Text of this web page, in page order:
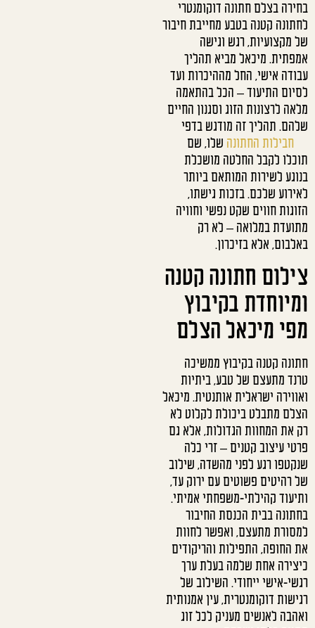
בחירה בצלם חתונה דוקומנטרי
לחתונה קטנה בטבע מחייבת חיבור
של מקצועיות, רגש וגישה
אמפתית. מיכאל מביא תהליך
עבודה אישי, החל מההיכרות ועד
לסיום התיעוד – הכל בהתאמה
מלאה לרצונות הזוג וסגנון החיים
שלהם. תהליך זה מודגש בדפי
חבילות החתונה שלו, שם
תוכלו לקבל החלטה מושכלת
בנוגע לשירות המותאם ביותר
לאירוע שלכם. בזכות גישתו,
הזוגות חווים שקט נפשי וחוויה
מתועדת במלואה – לא רק
באלבום, אלא בזיכרון.
צילום חתונה קטנה
ומיוחדת בקיבוץ
מפי מיכאל הצלם
חתונה קטנה בקיבוץ ממשיכה
טרנד מתעצם של טבע, ביתיות
ואווירה ישראלית אותנטית. מיכאל
הצלם מתבלט ביכולת לקלוט לא
רק את המחוות הגדולות, אלא גם
פרטי עיצוב קטנים – זרי כלה
שנקטפו רגע לפני מהשדה, שילוב
של רהיטים פשוטים עם ירוק עד,
ותיעוד קהילתי-משפחתי אמיתי.
בחתונה בבית הכנסת החיבור
למסורת מתעצם, ואפשר לחוות
את החופה, התפילות והריקודים
כיצירה אחת שלמה בעלת ערך
רגשי-אישי ייחודי. השילוב של
רגישות דוקומנטרית, עין אמנותית
ואהבה לאנשים מעניק לכל זוג